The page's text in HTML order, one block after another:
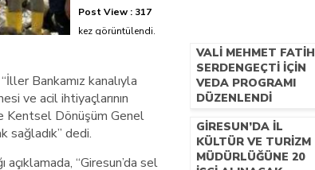
Post View : 317
kez görüntülendi.
Bankamız kanalıyla
ve acil ihtiyaçlarının
Kentsel Dönüşüm Genel
sağladık” dedi.
“Giresun’da sel
VALI MEHMET FATIH
SERDENGEÇTI İÇIN
VEDA PROGRAMI
DÜZENLENDI
GIRESUN’DA İL
KÜLTÜR VE TURIZM
MÜDÜRLÜĞÜNE 20